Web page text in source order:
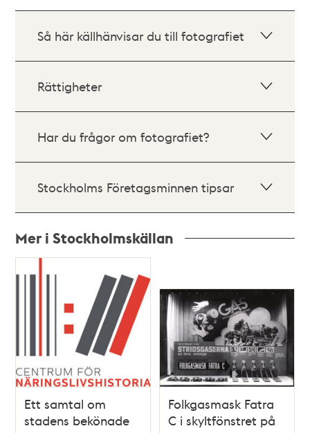
Så här källhänvisar du till fotografiet
Rättigheter
Har du frågor om fotografiet?
Stockholms Företagsminnen tipsar
Mer i Stockholmskällan
Ett samtal om
stadens bekönade
Folkgasmask Fatra
C i skyltfönstret på